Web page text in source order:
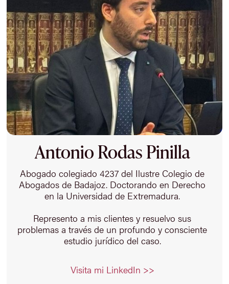
Antonio Rodas Pinilla
Abogado colegiado 4237 del Ilustre Colegio de
Abogados de Badajoz. Doctorando en Derecho
en la Universidad de Extremadura.
Represento a mis clientes y resuelvo sus
problemas a través de un profundo y consciente
estudio jurídico del caso.
Visita mi LinkedIn >>